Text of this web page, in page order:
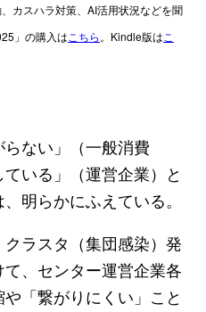
カスハラ対策、AI活用状況などを聞
」の購入は こちら 。Kindle版は こ
らない」（一般消費
いる」（運営企業）と
明らかにふえている。
ラスタ（集団感染）発
、センター運営企業各
「繋がりにくい」こと